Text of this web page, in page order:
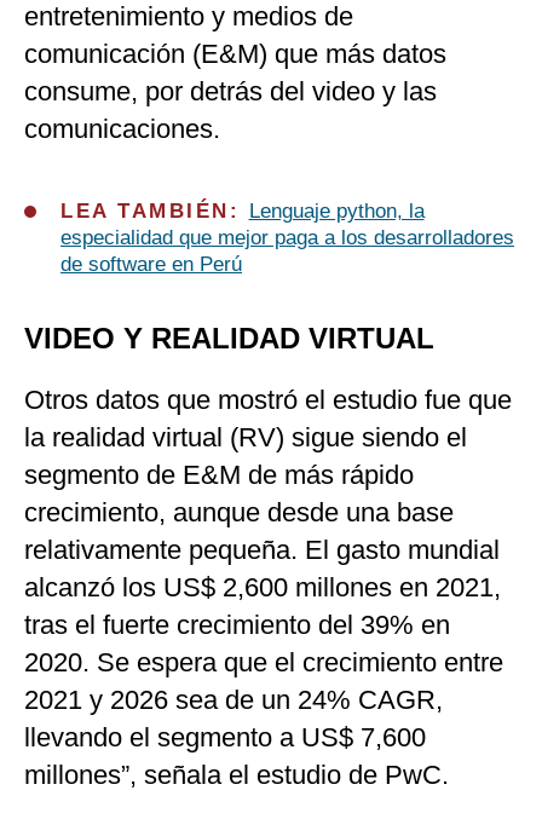
entretenimiento y medios de
comunicación (E&M) que más datos
consume, por detrás del video y las
comunicaciones.
LEA TAMBIÉN:
Lenguaje python, la
especialidad que mejor paga a los desarrolladores
de software en Perú
VIDEO Y REALIDAD VIRTUAL
Otros datos que mostró el estudio fue que
la realidad virtual (RV) sigue siendo el
segmento de E&M de más rápido
crecimiento, aunque desde una base
relativamente pequeña. El gasto mundial
alcanzó los US$ 2,600 millones en 2021,
tras el fuerte crecimiento del 39% en
2020. Se espera que el crecimiento entre
2021 y 2026 sea de un 24% CAGR,
llevando el segmento a US$ 7,600
millones”, señala el estudio de PwC.